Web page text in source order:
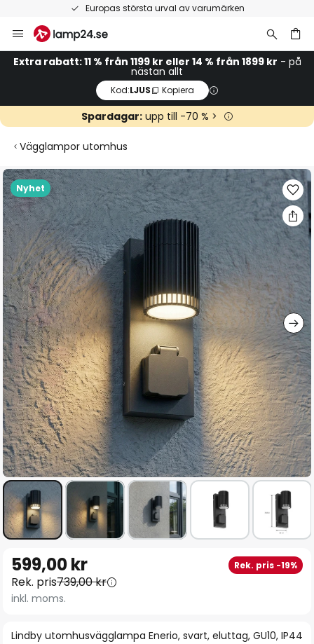
Europas största urval av varumärken
Hoppa
till
innehållet
Extra rabatt: 11 % från 1199 kr eller 14 % från 1899 kr - på
nästan allt
Kod:LJUS Kopiera
Spardagar:upp till -70 % >
Vägglampor utomhus
Nyhet
Hoppa
till
slutet
av
bildgalleriet
till
början
av
Lindby utomhusvägglampa Enerio, svart, eluttag, GU10, IP44
599,00 kr Rek. pris -19%
Rek. pris739,00 kr
inkl. moms.